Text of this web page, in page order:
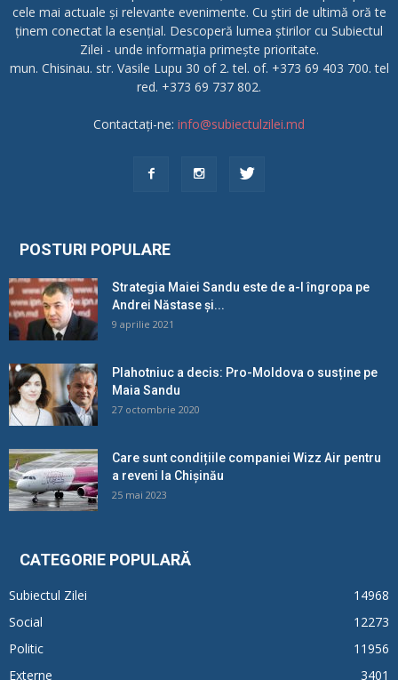
cele mai actuale și relevante evenimente. Cu știri de ultimă oră te
ținem conectat la esențial. Descoperă lumea știrilor cu Subiectul
Zilei - unde informația primește prioritate.
mun. Chisinau. str. Vasile Lupu 30 of 2. tel. of. +373 69 403 700. tel
red. +373 69 737 802.
Contactați-ne: info@subiectulzilei.md
POSTURI POPULARE
Strategia Maiei Sandu este de a-l îngropa pe
Andrei Năstase și...
9 aprilie 2021
Plahotniuc a decis: Pro-Moldova o susține pe
Maia Sandu
27 octombrie 2020
Care sunt condițiile companiei Wizz Air pentru
a reveni la Chișinău
25 mai 2023
CATEGORIE POPULARĂ
Subiectul Zilei
14968
Social
12273
Politic
11956
Externe
3401